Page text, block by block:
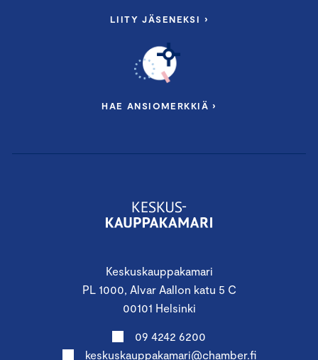
Keskuskauppakamari
PL 1000, Alvar Aallon katu 5 C
00101 Helsinki
09 4242 6200
keskuskauppakamari@chamber.fi
LIITY JÄSENEKSI ›
HAE ANSIOMERKKIÄ ›